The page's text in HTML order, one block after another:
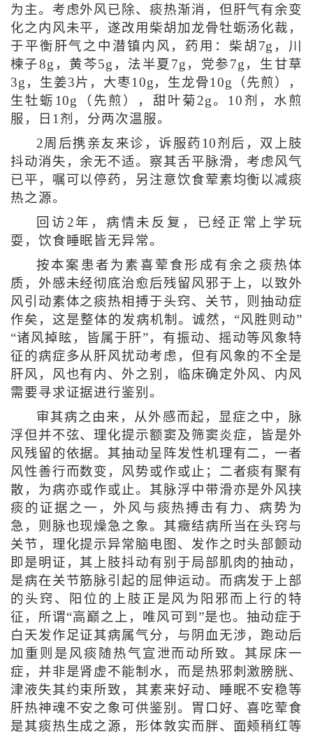
为主。考虑外风已除、痰热渐消，但肝气有余变
化之内风未平，遂改用柴胡加龙骨牡蛎汤化裁，
于平衡肝气之中潜镇内风，药用：柴胡7g，川
楝子8g，黄芩5g，法半夏7g，党参7g，生甘草
3g，生姜3片，大枣10g，生龙骨10g（先煎），
生牡蛎10g（先煎），甜叶菊2g。10剂，水煎
服，日1剂，分两次温服。
2周后携亲友来诊，诉服药10剂后，双上肢
抖动消失，余无不适。察其舌平脉滑，考虑风气
已平，嘱可以停药，另注意饮食荤素均衡以减痰
热之源。
回访2年，病情未反复，已经正常上学玩
耍，饮食睡眠皆无异常。
按本案患者为素喜荤食形成有余之痰热体
质，外感未经彻底治愈后残留风邪于上，以致外
风引动素体之痰热相搏于头窍、关节，则抽动症
作矣，这是整体的发病机制。诚然，“风胜则动”
“诸风掉眩，皆属于肝”，有振动、摇动等风象特
征的病症多从肝风扰动考虑，但有风象的不全是
肝风，风也有内、外之别，临床确定外风、内风
需要寻求证据进行鉴别。
审其病之由来，从外感而起，显症之中，脉
浮但并不弦、理化提示额窦及筛窦炎症，皆是外
风残留的依据。其抽动呈阵发性机理有二，一者
风性善行而数变，风势或作或止；二者痰有聚有
散，为病亦或作或止。其脉浮中带滑亦是外风挟
痰的证据之一，外风与痰热搏击有力、病势为
急，则脉也现燥急之象。其癥结病所当在头窍与
关节，理化提示异常脑电图、发作之时头部颤动
即是明证，其上肢抖动有别于局部肌肉的抽动，
是病在关节筋脉引起的屈伸运动。而病发于上部
的头窍、阳位的上肢正是风为阳邪而上行的特
征，所谓“高巅之上，唯风可到”是也。抽动症于
白天发作足证其病属气分，与阴血无涉，跑动后
加重则是风痰随热气宣泄而动所致。其尿床一
症，并非是肾虚不能制水，而是热邪刺激膀胱、
津液失其约束所致，其素来好动、睡眠不安稳等
肝热神魂不安之象可供鉴别。胃口好、喜吃荤食
是其痰热生成之源，形体敦实而胖、面颊稍红等